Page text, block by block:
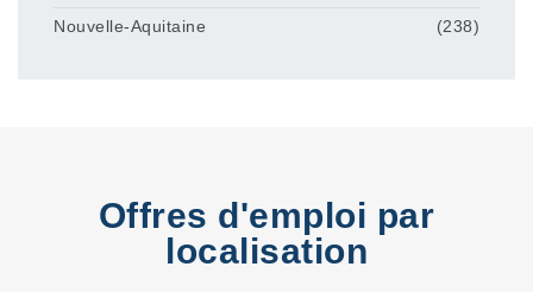
Nouvelle-Aquitaine
(238)
Offres d'emploi par
localisation